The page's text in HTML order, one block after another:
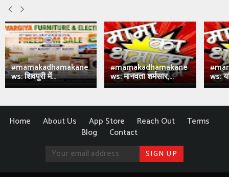
#mamakadhamakane
ws: शिवपुरी में...
#mamakadhamakane
ws: मानवता शर्मसार,... ws:
Home About Us App Store Reach Out
Terms
Blog
Contact